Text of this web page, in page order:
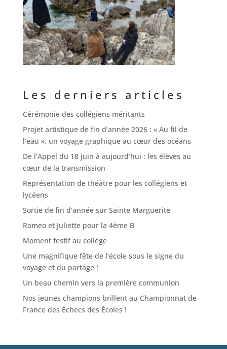
Les derniers articles
Cérémonie des collégiens méritants
Projet artistique de fin d’année 2026 : « Au fil de
l’eau », un voyage graphique au cœur des océans
De l’Appel du 18 juin à aujourd’hui : les élèves au
cœur de la transmission
Représentation de théâtre pour les collégiens et
lycéens
Sortie de fin d’année sur Sainte Marguerite
Romeo et Juliette pour la 4ème B
Moment festif au collège
Une magnifique fête de l’école sous le signe du
voyage et du partage !
Un beau chemin vers la première communion
Nos jeunes champions brillent au Championnat de
France des Échecs des Écoles !